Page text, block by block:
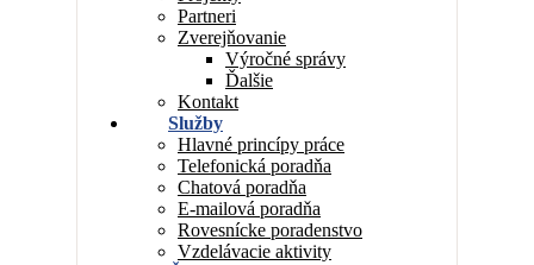
Partneri
Zverejňovanie
Výročné správy
Ďalšie
Kontakt
Služby
Hlavné princípy práce
Telefonická poradňa
Chatová poradňa
E-mailová poradňa
Rovesnícke poradenstvo
Vzdelávacie aktivity